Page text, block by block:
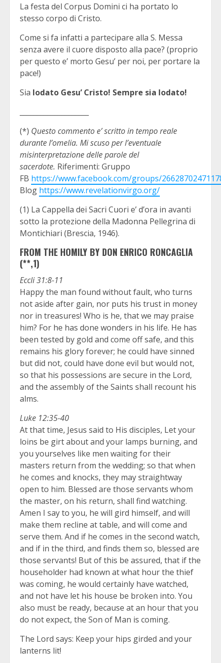
La festa del Corpus Domini ci ha portato lo
stesso corpo di Cristo.
Come si fa infatti a partecipare alla S. Messa
senza avere il cuore disposto alla pace? (proprio
per questo e’ morto Gesu’ per noi, per portare la
pace!)
Sia lodato Gesu’ Cristo! Sempre sia lodato!
(*) Questo commento e’ scritto in tempo reale
durante l’omelia. Mi scuso per l’eventuale
misinterpretazione delle parole del
sacerdote. Riferimenti: Gruppo
FB https://www.facebook.com/groups/
Blog https://www.revelationvirgo.org/
(1) La Cappella dei Sacri Cuori e’ d’ora in avanti
sotto la protezione della Madonna Pellegrina di
Montichiari (Brescia, 1946).
FROM THE HOMILY BY DON ENRICO RONCAGLIA
(**,1)
Eccli 31:8-11
Happy the man found without fault, who turns
not aside after gain, nor puts his trust in money
nor in treasures! Who is he, that we may praise
him? For he has done wonders in his life. He has
been tested by gold and come off safe, and this
remains his glory forever; he could have sinned
but did not, could have done evil but would not,
so that his possessions are secure in the Lord,
and the assembly of the Saints shall recount his
alms.
Luke 12:35-40
At that time, Jesus said to His disciples, Let your
loins be girt about and your lamps burning, and
you yourselves like men waiting for their
masters return from the wedding; so that when
he comes and knocks, they may straightway
open to him. Blessed are those servants whom
the master, on his return, shall find watching.
Amen I say to you, he will gird himself, and will
make them recline at table, and will come and
serve them. And if he comes in the second watch,
and if in the third, and finds them so, blessed are
those servants! But of this be assured, that if the
householder had known at what hour the thief
was coming, he would certainly have watched,
and not have let his house be broken into. You
also must be ready, because at an hour that you
do not expect, the Son of Man is coming.
The Lord says: Keep your hips girded and your
lanterns lit!